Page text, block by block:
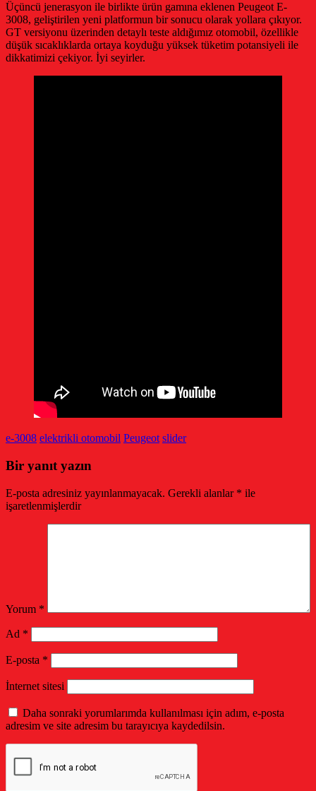
Üçüncü jenerasyon ile birlikte ürün gamına eklenen Peugeot E-
3008, geliştirilen yeni platformun bir sonucu olarak yollara çıkıyor.
GT versiyonu üzerinden detaylı teste aldığımız otomobil, özellikle
düşük sıcaklıklarda ortaya koyduğu yüksek tüketim potansiyeli ile
dikkatimizi çekiyor. İyi seyirler.
e-3008 elektrikli otomobil Peugeot slider
Bir yanıt yazın
E-posta adresiniz yayınlanmayacak. Gerekli alanlar * ile
işaretlenmişlerdir
Yorum *
Ad *
E-posta *
İnternet sitesi
Daha sonraki yorumlarımda kullanılması için adım, e-posta
adresim ve site adresim bu tarayıcıya kaydedilsin.